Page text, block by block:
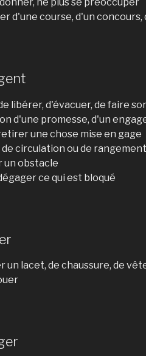
d'une course, d'un concours,
libérer, d'évacuer, de faire
d'une promesse, d'un
une chose mise en gage
circulation ou de
un obstacle
ce qui est bloqué
un lacet, de chaussure, de